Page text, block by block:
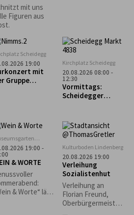
mit uns
Figuren aus
Scheidegg
19:00
mit
Gruppe
Kirchplatz Scheidegg
20.08.2026 08:00 -
12:30
Vormittags:
Scheidegger
19:00 -
& WORTE
& Worte“ lädt
Kulturboden Lindenberg
20.08.2026 19:00
Verleihung
Sozialistenhut
Verleihung an
Florian Freund,
Oberbürgermeister